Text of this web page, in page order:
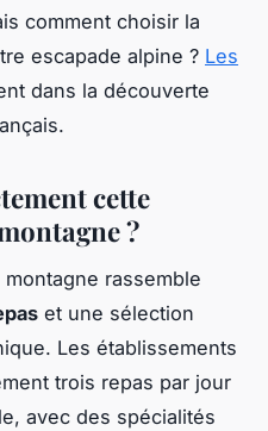
comment choisir la
escapade alpine ? Les
dans la découverte
cette
?
rassemble
et une sélection
Les établissements
trois repas par jour
avec des spécialités